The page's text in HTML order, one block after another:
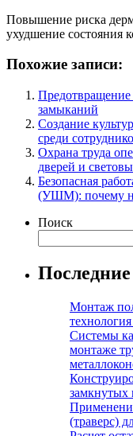
Повышение риска
ухудшение состояния
Похожие записи:
Предотвращение
замыканий
Создание
среди
Охрана труда
дверей и
Безопасная
(УШМ): почему
Поиск
Монтаж
Системы
монтаже
(траверс)